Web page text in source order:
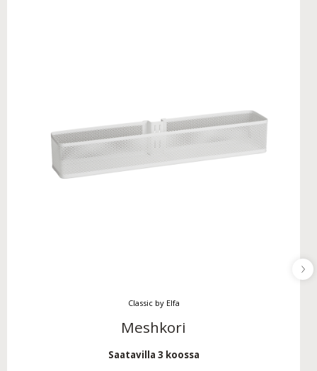
Classic by Elfa
Meshkori
Saatavilla 3 koossa